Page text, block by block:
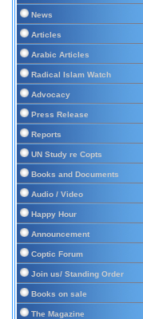
News
Articles
Arabic Articles
Radical Islam Watch
Advocacy
Press Release
Reports
UN Study re Copts
Books and Documents
Audio / Video
Happy Hour
Announcement
Coptic Forum
Join us/ Standing Order
Books on sale
The Magazine